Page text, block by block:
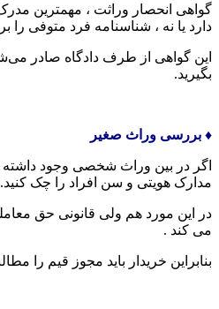
گواهی انحصار وراثت ، مهمترین
دارد یا نه ، شناسنامه فرد متوفی را
این گواهی از طرف دادگاه صادر
بگیرید.
♦️ بررسی وراث صغیر
مدارک هویتی و سن افراد را چک کنید.
در این مورد هم ولی قانونی حق
می کند .
بنابراین خریدار باید مجوز قیم را